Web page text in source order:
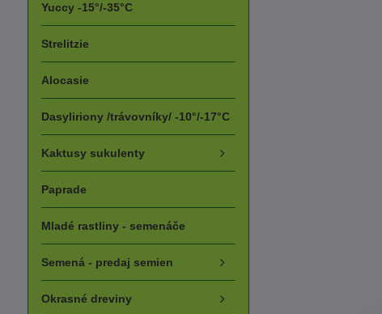
Yuccy -15°/-35°C
Strelitzie
Alocasie
Dasyliriony /trávovníky/ -10°/-17°C
Kaktusy sukulenty
Paprade
Mladé rastliny - semenáče
Semená - predaj semien
Okrasné dreviny